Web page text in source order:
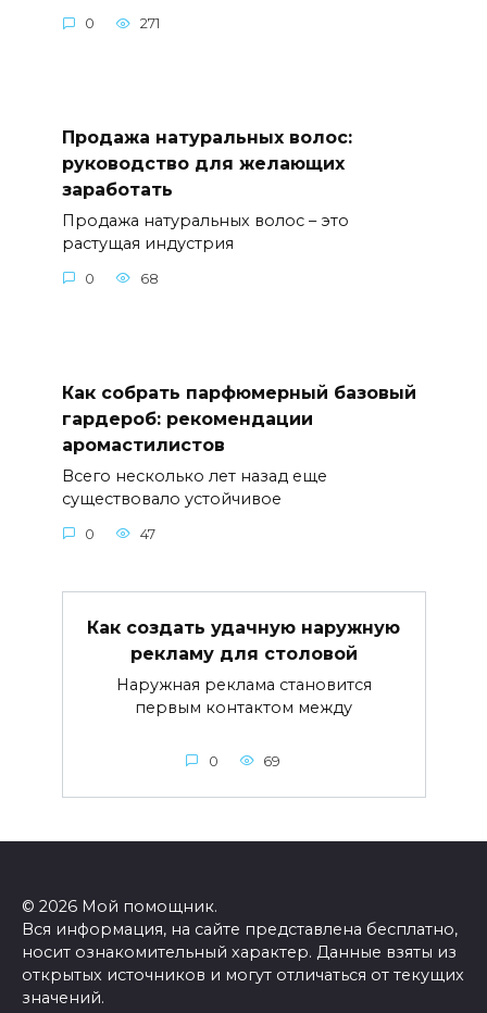
0 271
Продажа натуральных волос:
руководство для желающих
заработать
Продажа натуральных волос – это
растущая индустрия
0 68
Как собрать парфюмерный базовый
гардероб: рекомендации
аромастилистов
Всего несколько лет назад еще
существовало устойчивое
0 47
Как создать удачную наружную
рекламу для столовой
Наружная реклама становится
первым контактом между
0 69
© 2026 Мой помощник.
Вся информация, на сайте представлена бесплатно,
носит ознакомительный характер. Данные взяты из
открытых источников и могут отличаться от текущих
значений.